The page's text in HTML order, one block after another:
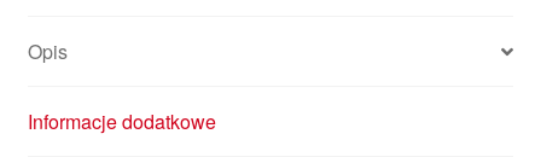
9119L8
Opis
Informacje dodatkowe